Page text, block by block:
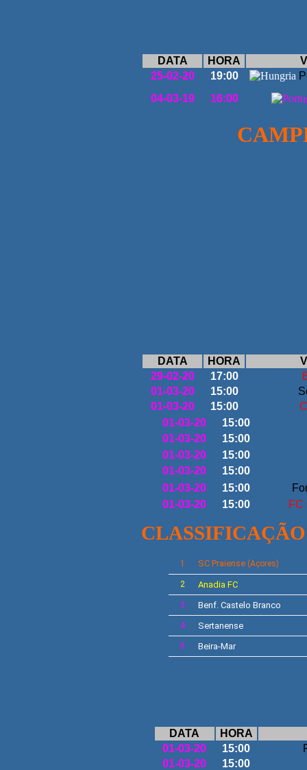
DATA HORA
25-02-20
19:00
04-03-19
16:00
DATA HORA
29-02-20
17:00
01-03-20
15:00
01-03-20
15:00
01-03-20
15:00
01-03-20
15:00
01-03-20
15:00
01-03-20
15:00
01-03-20
15:00
01-03-20
15:00 FC
1 SCPraiense(Açores)
2 Anadia FC
3 Benf. Castelo Branco
4 Sertanense
5 Beira-Mar
DATA
HORA
01-03-20
15:00
01-03-20
15:00